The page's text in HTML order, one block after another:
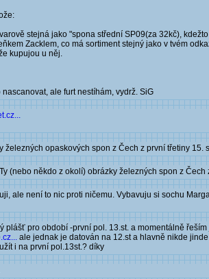
stejná jako "spona střední SP09(za 32kč),
Zacklem, co má sortiment stejný jako v tvém
kupujou u něj.
ale furt nestíhám, vydrž. SiG
opaskových spon z Čech z první třetiny
(nebo někdo z okolí) obrázky železných spon z
ale není to nic proti ničemu. Vybavuju si sochu
pro období -první pol. 13.st. a momentálně
ale jednak je datován na 12.st a hlavně nikde
i na první pol.13st.? díky